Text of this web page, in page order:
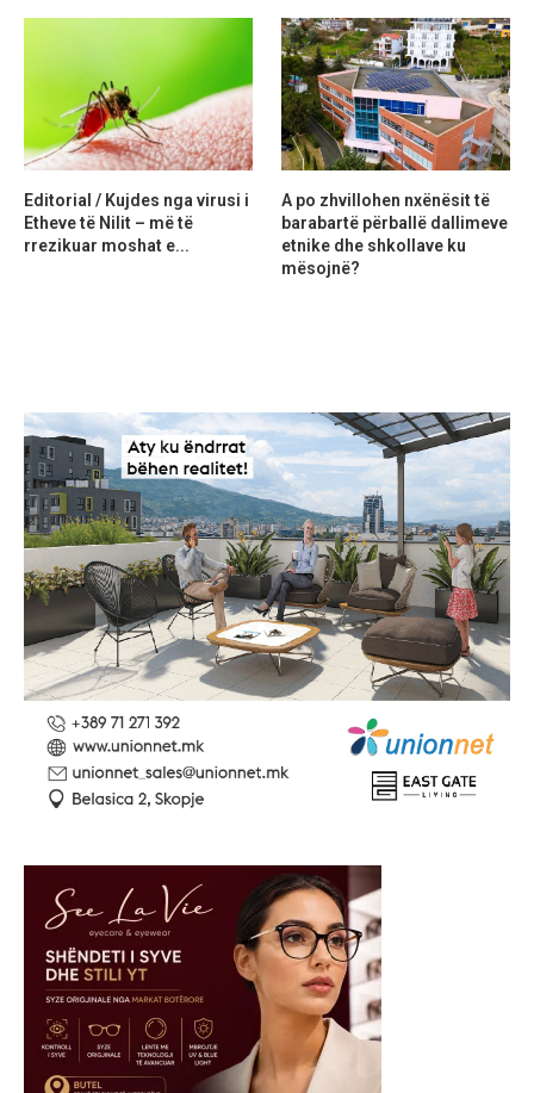
Editorial / Kujdes nga virusi i
Etheve të Nilit – më të
rrezikuar moshat e...
A po zhvillohen nxënësit të
barabartë përballë dallimeve
etnike dhe shkollave ku
mësojnë?